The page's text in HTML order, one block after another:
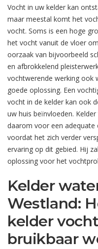
Vocht in uw kelder kan
maar meestal komt het
vocht. Soms is een hoge
het vocht vanuit de vloer
oorzaak van bijvoorbeeld
en afbrokkelend
vochtwerende werking ook
goede oplossing. Een
vocht in de kelder kan ook
uw huis beïnvloeden.
daarom voor een
voordat het zich verder
ervaring op dit gebied. Hij
oplossing voor het
Kelder
Westland:
kelder
bruikbaar